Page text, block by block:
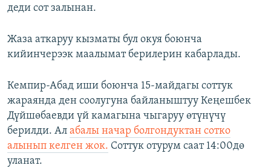
деди сот залынан.
Жаза аткаруу кызматы бул окуя боюнча
кийинчерээк маалымат берилерин кабарлады.
Кемпир-Абад иши боюнча 15-майдагы соттук
жараянда ден соолугуна байланыштуу Кеңешбек
Дүйшөбаевди үй камагына чыгаруу өтүнүчү
берилди. Ал абалы начар болгондуктан сотко
алынып келген жок. Соттук отурум саат 14:00дө
уланат.